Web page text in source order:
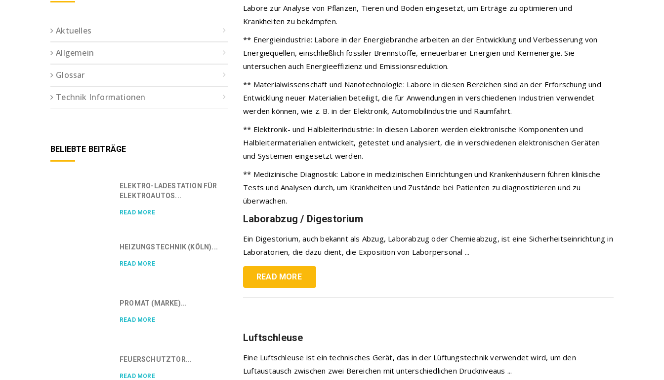
Labore zur Analyse von Pflanzen, Tieren und Boden eingesetzt, um Erträge zu optimieren und
Krankheiten zu bekämpfen.
** Energieindustrie: Labore in der Energiebranche arbeiten an der Entwicklung und Verbesserung von
Energiequellen, einschließlich fossiler Brennstoffe, erneuerbarer Energien und Kernenergie. Sie
untersuchen auch Energieeffizienz und Emissionsreduktion.
** Materialwissenschaft und Nanotechnologie: Labore in diesen Bereichen sind an der Erforschung und
Entwicklung neuer Materialien beteiligt, die für Anwendungen in verschiedenen Industrien verwendet
werden können, wie z. B. in der Elektronik, Automobilindustrie und Raumfahrt.
** Elektronik- und Halbleiterindustrie: In diesen Laboren werden elektronische Komponenten und
Halbleitermaterialien entwickelt, getestet und analysiert, die in verschiedenen elektronischen Geräten
und Systemen eingesetzt werden.
** Medizinische Diagnostik: Labore in medizinischen Einrichtungen und Krankenhäusern führen klinische
Tests und Analysen durch, um Krankheiten und Zustände bei Patienten zu diagnostizieren und zu
überwachen.
Laborabzug / Digestorium
Ein Digestorium, auch bekannt als Abzug, Laborabzug oder Chemieabzug, ist eine Sicherheitseinrichtung in
Laboratorien, die dazu dient, die Exposition von Laborpersonal ...
READ MORE
Luftschleuse
Eine Luftschleuse ist ein technisches Gerät, das in der Lüftungstechnik verwendet wird, um den
Luftaustausch zwischen zwei Bereichen mit unterschiedlichen Druckniveaus ...
Aktuelles
Allgemein
Glossar
Technik Informationen
BELIEBTE BEITRÄGE
ELEKTRO-LADESTATION FÜR
ELEKTROAUTOS...
READ MORE
HEIZUNGSTECHNIK (KÖLN)...
READ MORE
PROMAT (MARKE)...
READ MORE
FEUERSCHUTZTOR...
READ MORE